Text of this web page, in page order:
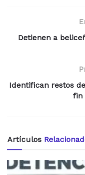
Detienen a
Identifican restos
fin
Artículos